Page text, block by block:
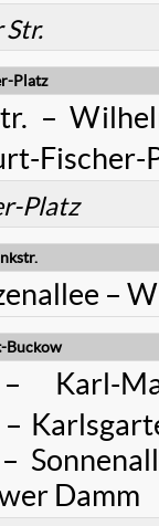
Platz
–
Fischer-
Platz
–
Buckow
– Karl-
–
Damm